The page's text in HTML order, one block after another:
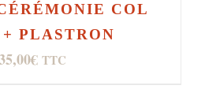
COL
PLASTRON
€ TTC